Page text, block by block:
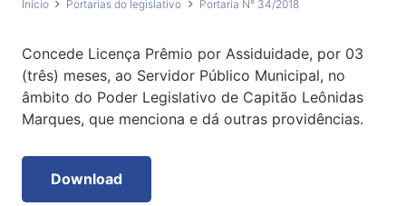
Início Portarias do legislativo Portaria N° 34/2018
Concede Licença Prêmio por Assiduidade, por 03
(três) meses, ao Servidor Público Municipal, no
âmbito do Poder Legislativo de Capitão Leônidas
Marques, que menciona e dá outras providências.
Download